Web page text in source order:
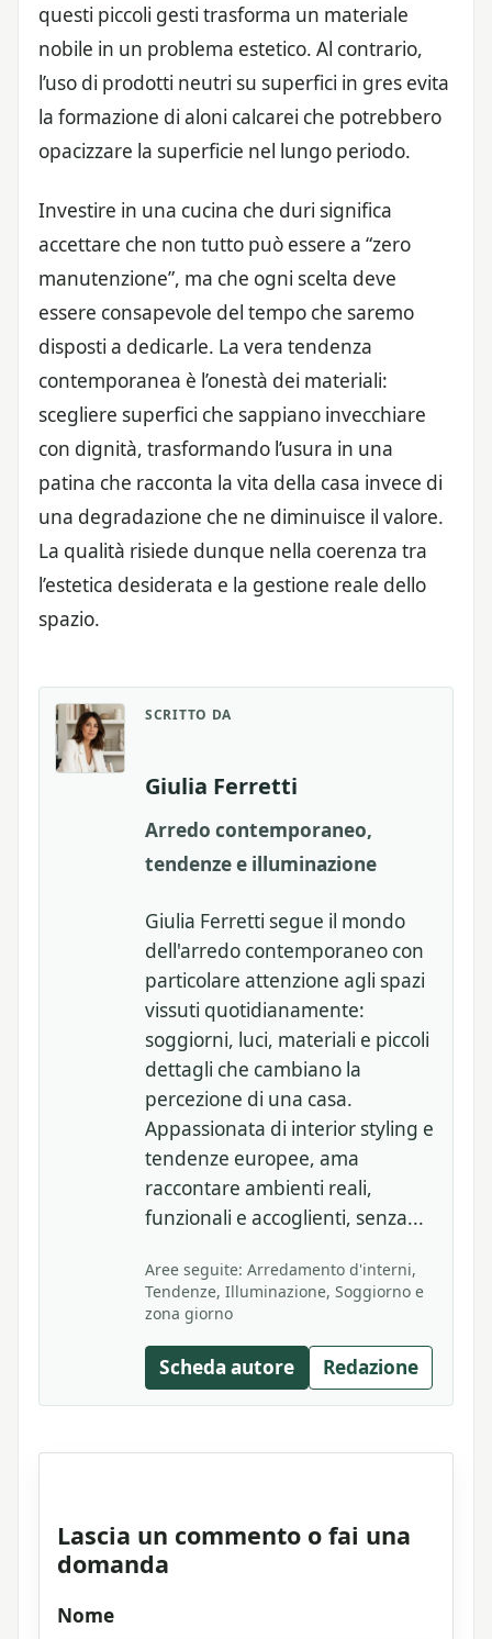
questi piccoli gesti trasforma un materiale
nobile in un problema estetico. Al contrario,
l’uso di prodotti neutri su superfici in gres evita
la formazione di aloni calcarei che potrebbero
opacizzare la superficie nel lungo periodo.
Investire in una cucina che duri significa
accettare che non tutto può essere a “zero
manutenzione”, ma che ogni scelta deve
essere consapevole del tempo che saremo
disposti a dedicarle. La vera tendenza
contemporanea è l’onestà dei materiali:
scegliere superfici che sappiano invecchiare
con dignità, trasformando l’usura in una
patina che racconta la vita della casa invece di
una degradazione che ne diminuisce il valore.
La qualità risiede dunque nella coerenza tra
l’estetica desiderata e la gestione reale dello
spazio.
SCRITTO DA
Giulia Ferretti
Arredo contemporaneo,
tendenze e illuminazione
Giulia Ferretti segue il mondo
dell'arredo contemporaneo con
particolare attenzione agli spazi
vissuti quotidianamente:
soggiorni, luci, materiali e piccoli
dettagli che cambiano la
percezione di una casa.
Appassionata di interior styling e
tendenze europee, ama
raccontare ambienti reali,
funzionali e accoglienti, senza...
Aree seguite: Arredamento d'interni,
Tendenze, Illuminazione, Soggiorno e
zona giorno
Scheda autore Redazione
Lascia un commento o fai una
domanda
Nome